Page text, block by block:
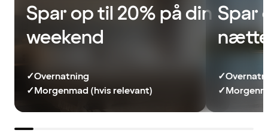
Spar op til 20% på din
weekend
✓Overnatning
✓Morgenmad (hvis relevant)
Spar
✓
✓